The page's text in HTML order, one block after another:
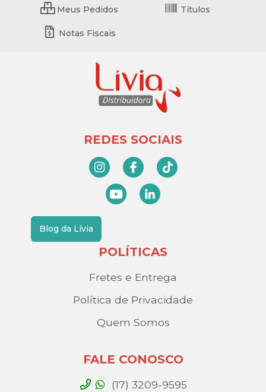
Meus Pedidos Títulos
Notas Fiscais
REDES SOCIAIS
Blog da Lívia
POLÍTICAS
Fretes e Entrega
Política de Privacidade
Quem Somos
FALE CONOSCO
(17) 3209-9595